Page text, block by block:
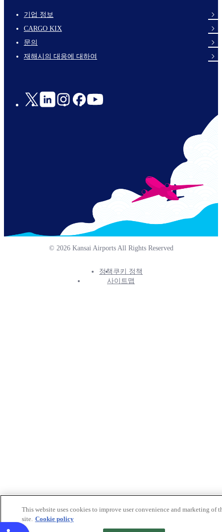
footer-
links-
en-
기업 정보
CARGO KIX
문의
재해시의 대응에 대하여
Social
© 2026 Kansai Airports All Rights Reserved
Footer
정책 쿠키 정책
사이트맵
This website uses cookies to improve user convenience and marketing of
site. Cookie policy